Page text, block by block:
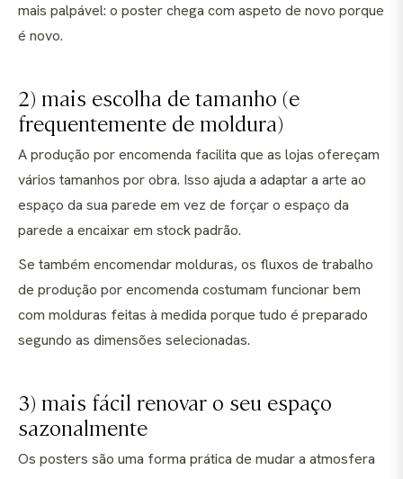
mais palpável: o poster chega com aspeto de novo porque
é novo.
2) mais escolha de tamanho (e
frequentemente de moldura)
A produção por encomenda facilita que as lojas ofereçam
vários tamanhos por obra. Isso ajuda a adaptar a arte ao
espaço da sua parede em vez de forçar o espaço da
parede a encaixar em stock padrão.
Se também encomendar molduras, os fluxos de trabalho
de produção por encomenda costumam funcionar bem
com molduras feitas à medida porque tudo é preparado
segundo as dimensões selecionadas.
3) mais fácil renovar o seu espaço
sazonalmente
Os posters são uma forma prática de mudar a atmosfera